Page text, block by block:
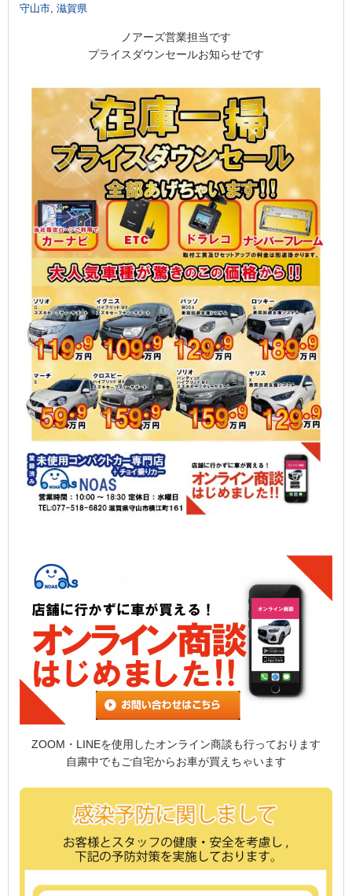
守山市 滋賀県
ノアーズ営業担当です
プライスダウンセールお知らせです
ZOOM・LINEを使用したオンライン商談も行っております
自粛中でもご自宅からお車が買えちゃいます